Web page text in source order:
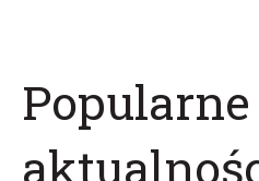
Popularne